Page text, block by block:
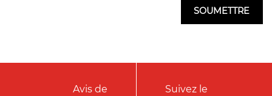
Avis de
Suivez le